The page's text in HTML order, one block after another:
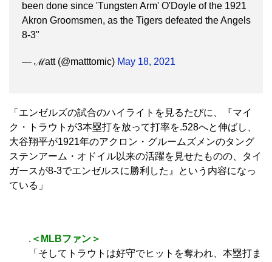
been done since 'Tungsten Arm' O'Doyle of the 1921
Akron Groomsmen, as the Tigers defeated the Angels
8-3"
— ℳatt (@matttomic) May 18, 2021
「エンゼルズの試合のハイライトを見るたびに、『マイ
ク・トラウトが3本塁打を放って打率を.528へと伸ばし、
大谷翔平が1921年のアクロン・グルームズメンのタング
ステンアーム・オドイル以来の活躍を見せたものの、タイ
ガースが8-3でエンゼルスに勝利した』という内容になっ
ている」
. ＜MLBファン＞
「そしてトラウトは好守でヒットを奪われ、本塁打ま